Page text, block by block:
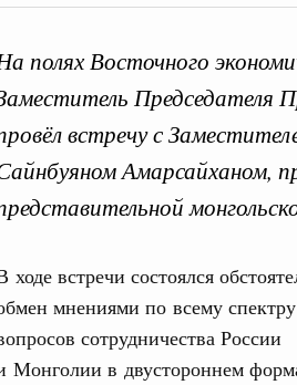
полях Восточного
Председателя
встречу с
Амарсайханом,
ходе встречи состоялся
мнениями по всему спектру
сотрудничества России
Монголии в двустороннем
5 августа, среда
коммунальное хозяйство
Более 4,3 тыс.
при участии Фонда
развития территорий.